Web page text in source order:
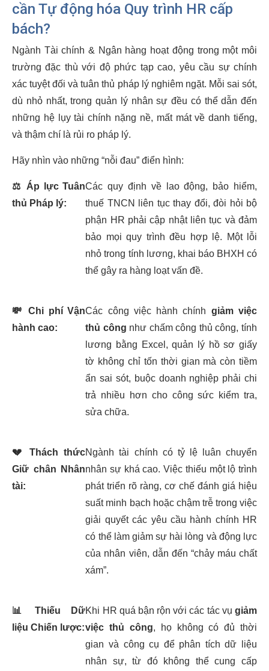
cần Tự động hóa Quy trình HR cấp
bách?
Ngành Tài chính & Ngân hàng hoạt động trong một môi
trường đặc thù với độ phức tạp cao, yêu cầu sự chính
xác tuyệt đối và tuân thủ pháp lý nghiêm ngặt. Mỗi sai sót,
dù nhỏ nhất, trong quản lý nhân sự đều có thể dẫn đến
những hệ lụy tài chính nặng nề, mất mát về danh tiếng,
và thậm chí là rủi ro pháp lý.
Hãy nhìn vào những “nỗi đau” điển hình:
⚖️
Áp lực Tuân
thủ Pháp lý:
Các quy định về lao động, bảo hiểm,
thuế TNCN liên tục thay đổi, đòi hỏi bộ
phận HR phải cập nhật liên tục và đảm
bảo mọi quy trình đều hợp lệ. Một lỗi
nhỏ trong tính lương, khai báo BHXH có
thể gây ra hàng loạt vấn đề.
💸
Chi phí Vận
hành cao:
Các công việc hành chính giảm việc
thủ công như chấm công thủ công, tính
lương bằng Excel, quản lý hồ sơ giấy
tờ không chỉ tốn thời gian mà còn tiềm
ẩn sai sót, buộc doanh nghiệp phải chi
trả nhiều hơn cho công sức kiểm tra,
sửa chữa.
💔
Thách thức
Giữ chân Nhân
tài:
Ngành tài chính có tỷ lệ luân chuyển
nhân sự khá cao. Việc thiếu một lộ trình
phát triển rõ ràng, cơ chế đánh giá hiệu
suất minh bạch hoặc chậm trễ trong việc
giải quyết các yêu cầu hành chính HR
có thể làm giảm sự hài lòng và động lực
của nhân viên, dẫn đến “chảy máu chất
xám”.
📊
Thiếu Dữ
liệu Chiến lược:
Khi HR quá bận rộn với các tác vụ giảm
việc thủ công, họ không có đủ thời
gian và công cụ để phân tích dữ liệu
nhân sự, từ đó không thể cung cấp